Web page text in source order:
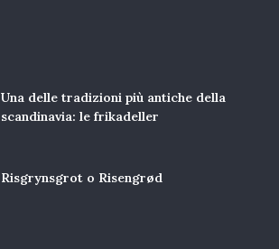
Una delle tradizioni più antiche della
scandinavia: le frikadeller
Risgrynsgrot o Risengrød